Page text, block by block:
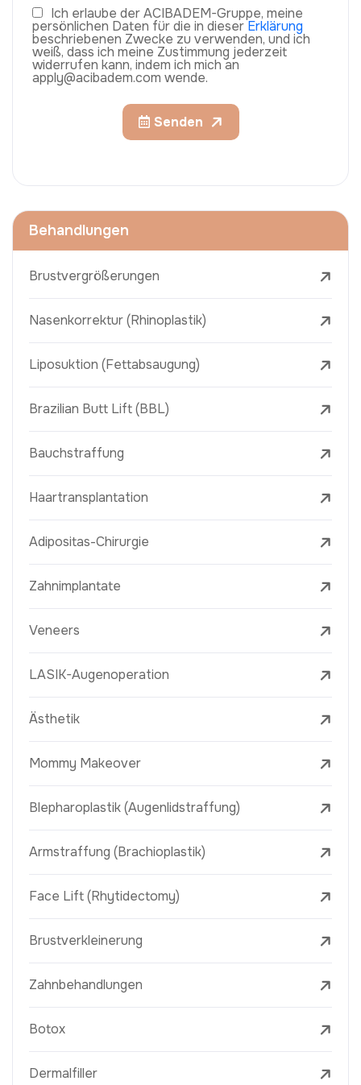
Ich erlaube der ACIBADEM-Gruppe, meine
persönlichen Daten für die in dieser Erklärung
beschriebenen Zwecke zu verwenden, und ich
weiß, dass ich meine Zustimmung jederzeit
widerrufen kann, indem ich mich an
apply@acibadem.com wende.
Senden
Behandlungen
Brustvergrößerungen
Nasenkorrektur (Rhinoplastik)
Liposuktion (Fettabsaugung)
Brazilian Butt Lift (BBL)
Bauchstraffung
Haartransplantation
Adipositas-Chirurgie
Zahnimplantate
Veneers
LASIK-Augenoperation
Ästhetik
Mommy Makeover
Blepharoplastik (Augenlidstraffung)
Armstraffung (Brachioplastik)
Face Lift (Rhytidectomy)
Brustverkleinerung
Zahnbehandlungen
Botox
Dermalfiller